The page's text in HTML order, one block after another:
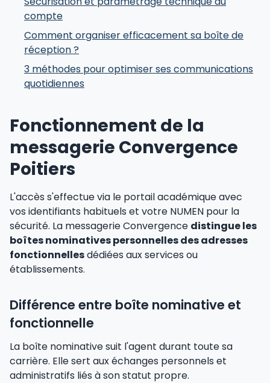
compte
Comment organiser efficacement sa boîte de
réception ?
3 méthodes pour optimiser ses communications
quotidiennes
Fonctionnement de la
messagerie Convergence
Poitiers
L'accès s'effectue via le portail académique avec
vos identifiants habituels et votre NUMEN pour la
sécurité. La messagerie Convergence distingue les
boîtes nominatives personnelles des adresses
fonctionnellesdédiées aux services ou
établissements.
Différence entre boîte nominative et
fonctionnelle
La boîte nominative suit l'agent durant toute sa
carrière. Elle sert aux échanges personnels et
administratifs liés à son statut propre.